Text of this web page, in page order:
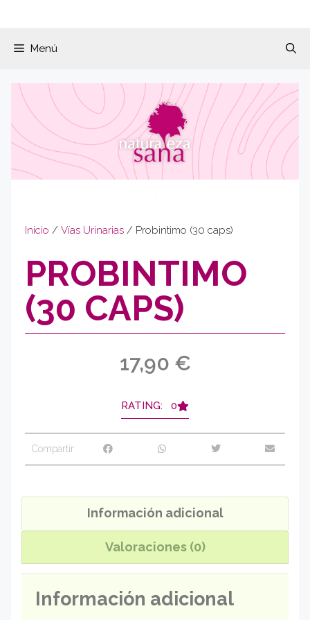
Menú
Inicio / Vías Urinarias / Probintimo (30 caps)
PROBINTIMO
(30 CAPS)
17,90 €
RATING: 0
Compartir:
Información adicional
Valoraciones (0)
Información adicional